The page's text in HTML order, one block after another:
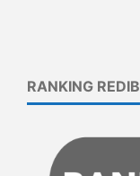
RANKING REDIB